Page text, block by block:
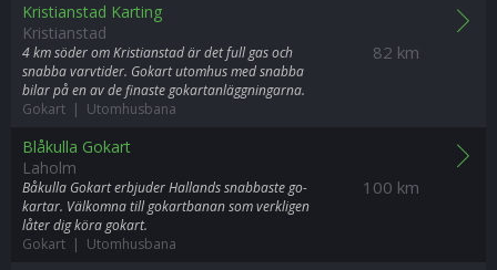
82 km
Kristianstad Karting
Kristianstad
4 km söder om Kristianstad är det full gas och
snabba varvtider. Gokart utomhus med snabba
bilar på en av de finaste gokartanläggningarna.
Gokart | Utomhusbana
100 km
Blåkulla Gokart
Laholm
Båkulla Gokart erbjuder Hallands snabbaste go-
kartar. Välkomna till gokartbanan som verkligen
låter dig köra gokart.
Gokart | Utomhusbana